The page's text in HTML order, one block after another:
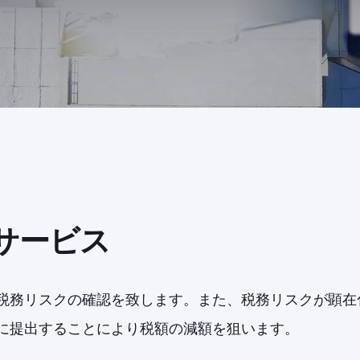
ービス
務リスクの確認を致します。また、税務リスクが顕
出することにより税額の減額を狙います。